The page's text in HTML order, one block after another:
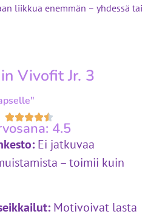
liikkua enemmän – yhdessä tai
Vivofit Jr. 3
4.5
Ei jatkuvaa
– toimii kuin
Motivoivat lasta